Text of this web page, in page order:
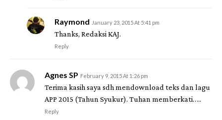
Raymond January 23, 2015 At 5:41 pm
Thanks, Redaksi KAJ.
Reply
Agnes SP February 9, 2015 At 1:26 pm
Terima kasih saya sdh mendownload teks dan lagu
APP 2015 (Tahun Syukur). Tuhan memberkati…..
Reply